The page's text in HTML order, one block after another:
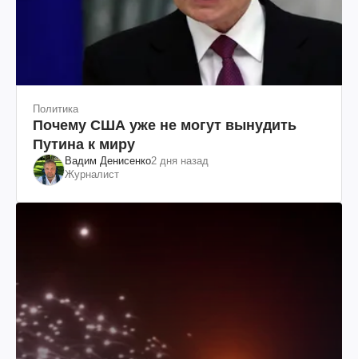
Политика
Почему США уже не могут вынудить
Путина к миру
Вадим Денисенко2 дня назад
Журналист